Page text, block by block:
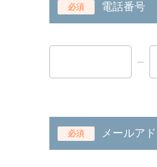
必須 電話番号
必須 メールア